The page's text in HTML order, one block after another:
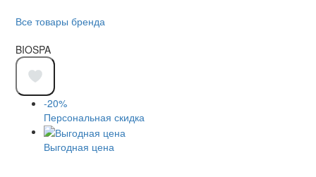
Все товары бренда
BIOSPA
-20%
Персональная скидка
Выгодная цена